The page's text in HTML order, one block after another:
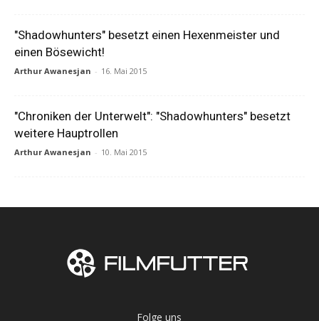
"Shadowhunters" besetzt einen Hexenmeister und
einen Bösewicht!
Arthur Awanesjan - 16. Mai 2015
"Chroniken der Unterwelt": "Shadowhunters" besetzt
weitere Hauptrollen
Arthur Awanesjan - 10. Mai 2015
Folge uns